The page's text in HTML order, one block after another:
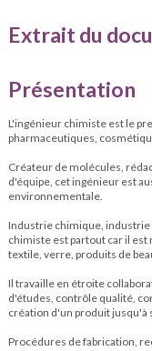
Extrait du
Présentation
L'ingénieur chimiste est le
pharmaceutiques,
Créateur de molécules,
d'équipe, cet ingénieur est
environnementale.
Industrie chimique,
chimiste est partout car il est
textile, verre, produits de
Il travaille en étroite
d'études, contrôle qualité,
création d'un produit jusqu'à
Procédures de fabrication,